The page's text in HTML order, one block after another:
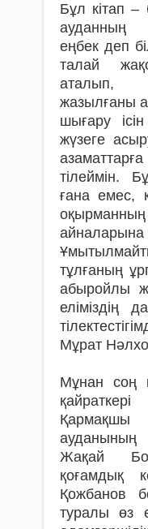
Бұл кітап –
ауданның
еңбек деп
талай
аталып,
жазылғаны
шығару
жүзеге
тілеймін.
ғана емес,
тұлғаның
абыройлы
еліміздің
Мұрат
Мұнан соң
Жақай
қоғамдық
Қожбанов
туралы өз